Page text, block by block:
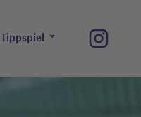
Tippspiel